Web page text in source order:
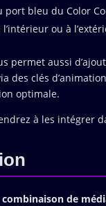
port bleu du Color
ou à
permet aussi
des clés
optimale.
à les intégrer
combinaison de